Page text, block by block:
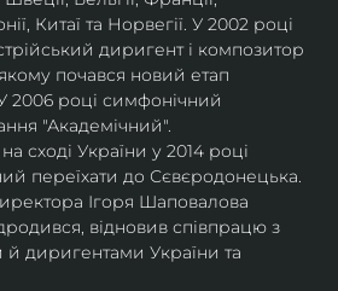
Китаї та Норвегії. У 2002 році
диригент і композитор
почався новий етап
2006 році симфонічний
"Академічний".
сході України у 2014 році
переїхати до Сєвєродонецька.
Ігоря Шаповалова
відновив співпрацю з
диригентами України та